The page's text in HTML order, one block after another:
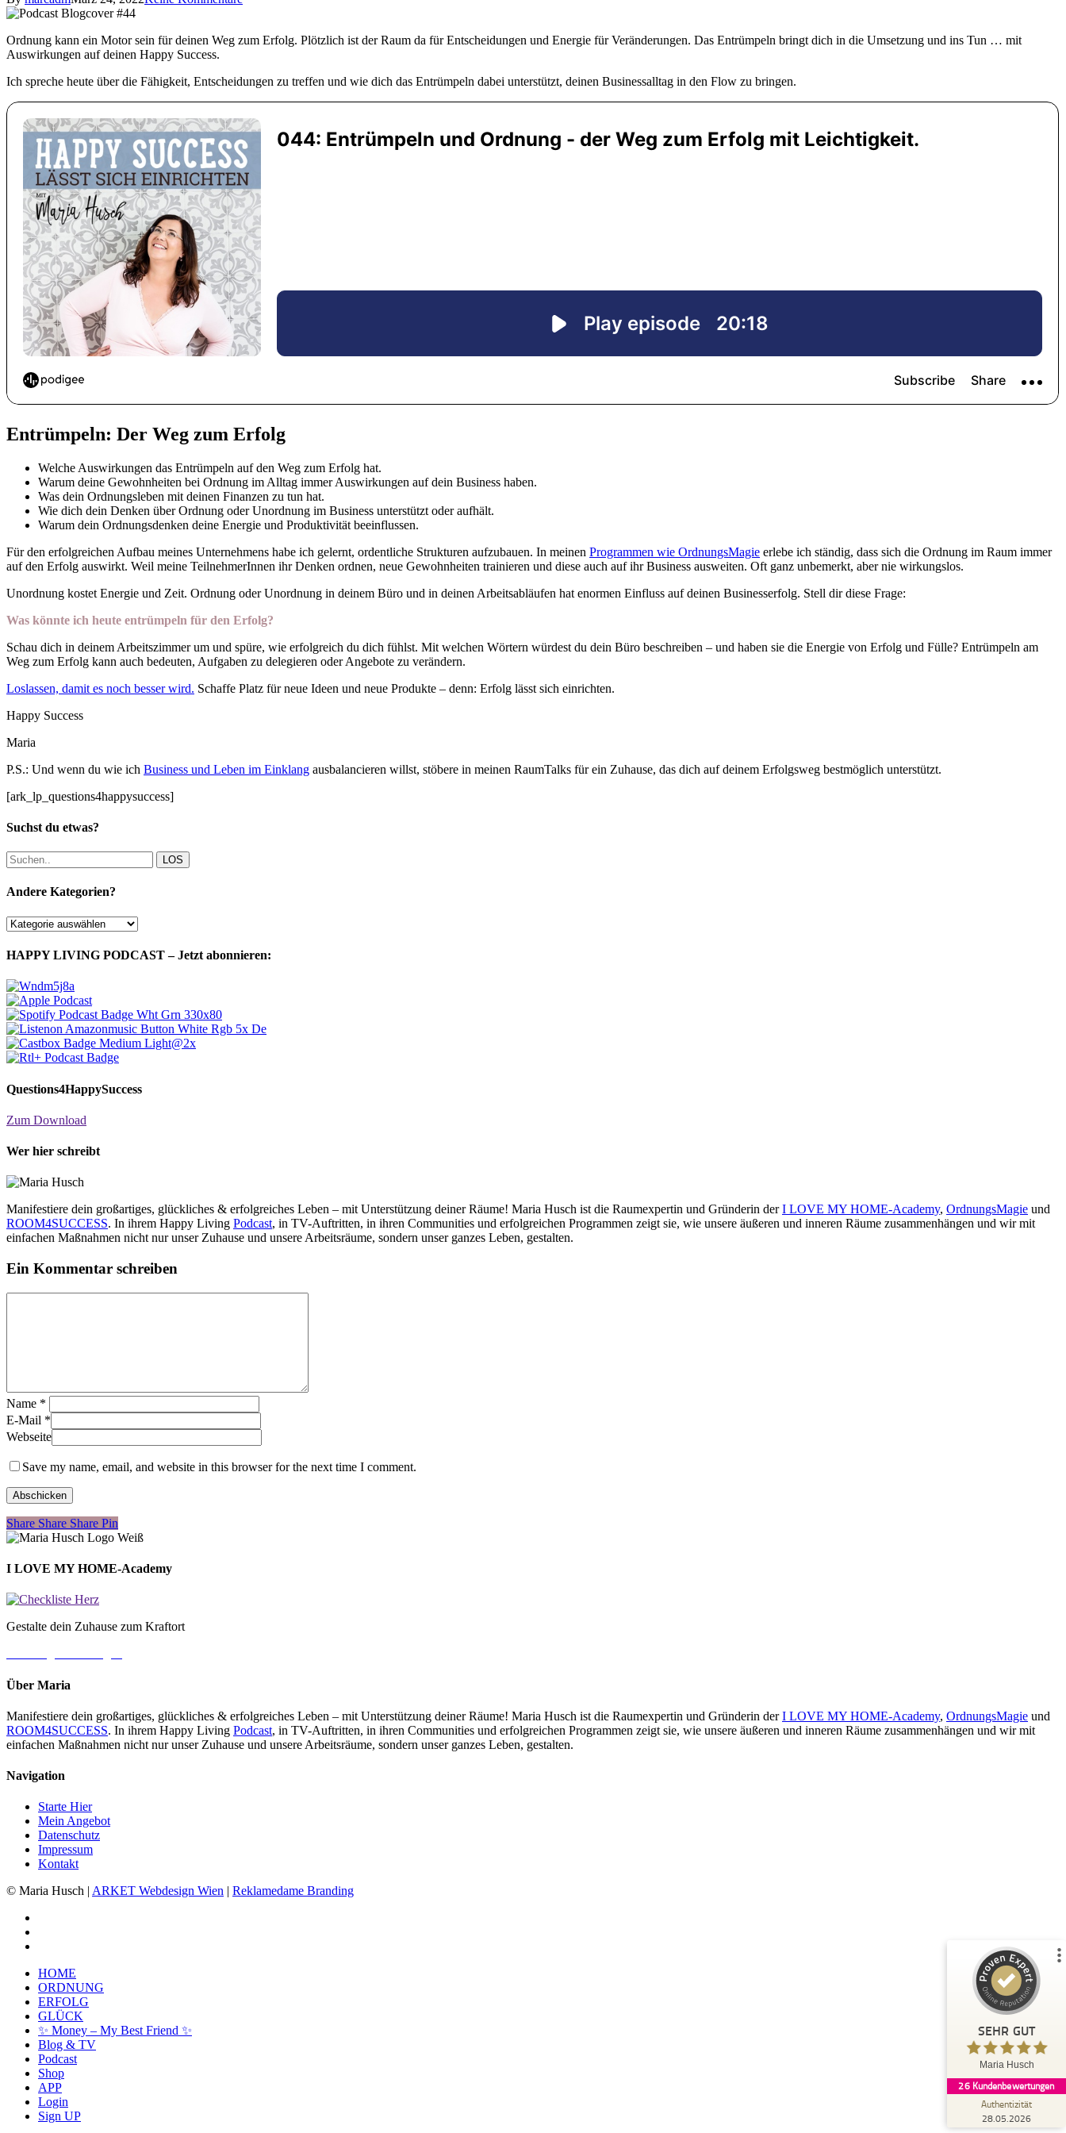
Ordnung kann ein Motor sein für deinen Weg zum Erfolg. Plötzlich ist der Raum da für Entscheidungen und Energie für Veränderungen. Das Entrümpeln bringt dich in die Umsetzung und ins Tun … mit
Auswirkungen auf deinen Happy Success.
Ich spreche heute über die Fähigkeit, Entscheidungen zu treffen und wie dich das Entrümpeln dabei unterstützt, deinen Businessalltag in den Flow zu bringen.
Entrümpeln: Der Weg zum Erfolg
Welche Auswirkungen das Entrümpeln auf den Weg zum Erfolg hat.
Warum deine Gewohnheiten bei Ordnung im Alltag immer Auswirkungen auf dein Business haben.
Was dein Ordnungsleben mit deinen Finanzen zu tun hat.
Wie dich dein Denken über Ordnung oder Unordnung im Business unterstützt oder aufhält.
Warum dein Ordnungsdenken deine Energie und Produktivität beeinflussen.
Für den erfolgreichen Aufbau meines Unternehmens habe ich gelernt, ordentliche Strukturen aufzubauen. In meinen Programmen wie OrdnungsMagie erlebe ich ständig, dass sich die Ordnung im Raum immer
auf den Erfolg auswirkt. Weil meine TeilnehmerInnen ihr Denken ordnen, neue Gewohnheiten trainieren und diese auch auf ihr Business ausweiten. Oft ganz unbemerkt, aber nie wirkungslos.
Unordnung kostet Energie und Zeit. Ordnung oder Unordnung in deinem Büro und in deinen Arbeitsabläufen hat enormen Einfluss auf deinen Businesserfolg. Stell dir diese Frage:
Was könnte ich heute entrümpeln für den Erfolg?
Schau dich in deinem Arbeitszimmer um und spüre, wie erfolgreich du dich fühlst. Mit welchen Wörtern würdest du dein Büro beschreiben – und haben sie die Energie von Erfolg und Fülle? Entrümpeln am
Weg zum Erfolg kann auch bedeuten, Aufgaben zu delegieren oder Angebote zu verändern.
Loslassen, damit es noch besser wird. Schaffe Platz für neue Ideen und neue Produkte – denn: Erfolg lässt sich einrichten.
Happy Success
Maria
P.S.: Und wenn du wie ich Business und Leben im Einklang ausbalancieren willst, stöbere in meinen RaumTalks für ein Zuhause, das dich auf deinem Erfolgsweg bestmöglich unterstützt.
[ark_lp_questions4happysuccess]
Suchst du etwas?
LOS
Andere Kategorien?
Andere
HAPPY LIVING PODCAST – Jetzt abonnieren:
Questions4HappySuccess
Zum Download
Wer hier schreibt
Manifestiere dein großartiges, glückliches & erfolgreiches Leben – mit Unterstützung deiner Räume! Maria Husch ist die Raumexpertin und Gründerin derI LOVE MY HOME-Academy, OrdnungsMagie und
ROOM4SUCCESS. In ihrem Happy Living Podcast, in TV-Auftritten, in ihren Communities und erfolgreichen Programmen zeigt sie, wie unsere äußeren und inneren Räume zusammenhängen und wir mit
einfachen Maßnahmen nicht nur unser Zuhause und unsere Arbeitsräume, sondern unser ganzes Leben, gestalten.
Ein Kommentar schreiben
Name *
E-Mail *
Webseite
Save my name, email, and website in this browser for the next time I comment.
Share
Share Share Share Pin
I LOVE MY HOME-Academy
Gestalte dein Zuhause zum Kraftort
Über Maria
Manifestiere dein großartiges, glückliches & erfolgreiches Leben – mit Unterstützung deiner Räume! Maria Husch ist die Raumexpertin und Gründerin derI LOVE MY HOME-Academy, OrdnungsMagie und
ROOM4SUCCESS. In ihrem Happy Living Podcast, in TV-Auftritten, in ihren Communities und erfolgreichen Programmen zeigt sie, wie unsere äußeren und inneren Räume zusammenhängen und wir mit
einfachen Maßnahmen nicht nur unser Zuhause und unsere Arbeitsräume, sondern unser ganzes Leben, gestalten.
Navigation
Starte Hier
Mein Angebot
Datenschutz
Impressum
Kontakt
© Maria Husch | ARKET Webdesign Wien | Reklamedame Branding
Close
Menu
HOME
ORDNUNG
ERFOLG
GLÜCK
✨ Money – My Best Friend ✨
Blog & TV
Podcast
Shop
APP
Login
Sign UP
SEHR GUT
Maria Husch
26 Kundenbewertungen
Authentizität
28.05.2026
Bewertungen auf ProvenExpert.com
Blick aufs ProvenExpert-Profil werfen
Claudi
verändert , durch deine Calls in den wir tief
eingetaucht sind in uns...